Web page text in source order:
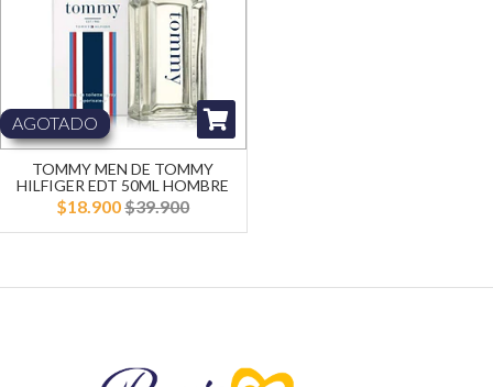
AGOTADO
TOMMY MEN DE TOMMY
HILFIGER EDT 50ML HOMBRE
$18.900$39.900